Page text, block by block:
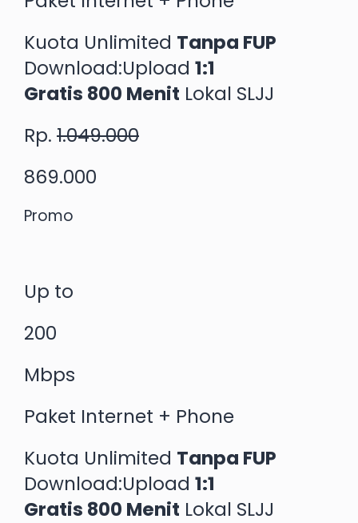
Kuota Unlimited Tanpa FUP
Download:Upload 1:1
Gratis 800 Menit Lokal SLJJ
Rp. 1.049.000
869.000
Promo
Up to
200
Mbps
Paket Internet + Phone
Kuota Unlimited Tanpa FUP
Download:Upload 1:1
Gratis 800 Menit Lokal SLJJ